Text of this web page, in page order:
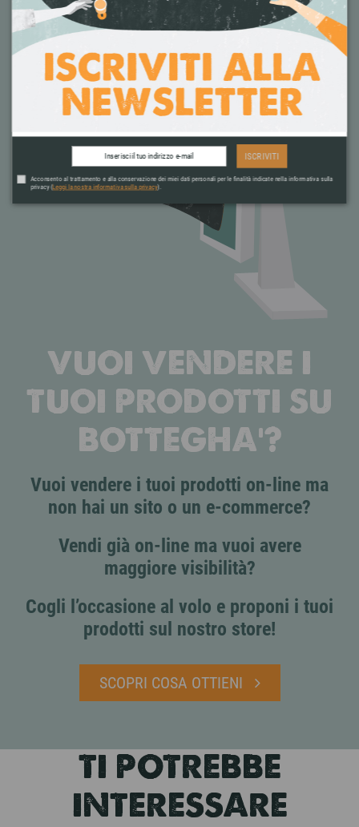
VUOI VENDERE I
TUOI PRODOTTI SU
BOTTEGHA'?
Vuoi vendere i tuoi prodotti on-line ma
non hai un sito o un e-commerce?
Vendi già on-line ma vuoi avere
maggiore visibilità?
Cogli l’occasione al volo e proponi i tuoi
prodotti sul nostro store!
SCOPRI COSA OTTIENI
TI POTREBBE
INTERESSARE
ISCRIVITI
Acconsento al trattamento e alla conservazione dei miei dati personali per le finalità indicate nella informativa sulla
privacy (Leggi la nostra informativa sulla privacy).